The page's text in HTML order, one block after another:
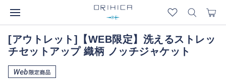
[アウトレット]【WEB限定】洗えるストレッ
チセットアップ 織柄 ノッチジャケット